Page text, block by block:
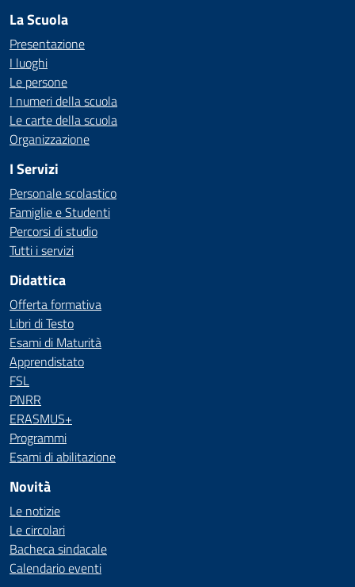
La Scuola
Presentazione
I luoghi
Le persone
I numeri della scuola
Le carte della scuola
Organizzazione
I Servizi
Personale scolastico
Famiglie e Studenti
Percorsi di studio
Tutti i servizi
Didattica
Offerta formativa
Libri di Testo
Esami di Maturità
Apprendistato
FSL
PNRR
ERASMUS+
Programmi
Esami di abilitazione
Novità
Le notizie
Le circolari
Bacheca sindacale
Calendario eventi